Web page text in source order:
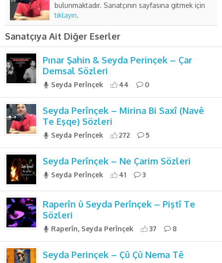
bulunmaktadır. Sanatçının sayfasına gitmek için
tıklayın.
Sanatçıya Ait Diğer Eserler
Pınar Şahin & Seyda Perinçek – Çar
Demsal Sözleri
Seyda Perînçek 44 0
Seyda Perînçek – Mirina Bi Saxî (Navê
Te Eşqe) Sözleri
Seyda Perînçek 272 5
Seyda Perînçek – Ne Çarim Sözleri
Seyda Perînçek 41 3
Raperîn û Seyda Perînçek – Piştî Te
Sözleri
Raperîn, Seyda Perînçek 37 8
Seyda Perinçek – Çû Çû Nema Tê